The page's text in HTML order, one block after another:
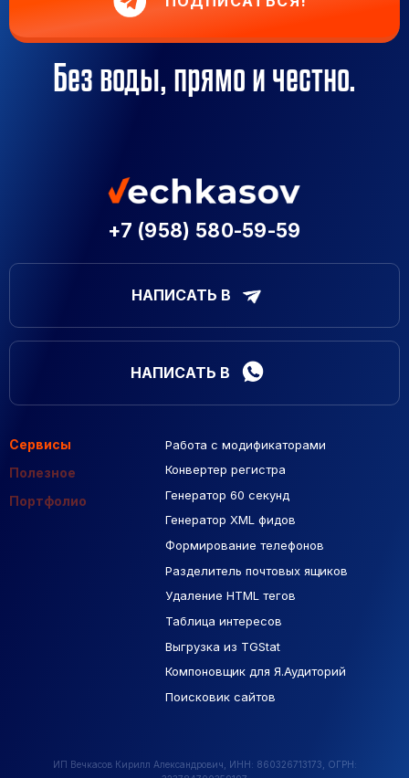
Без воды, прямо и честно.
+7 (958) 580-59-59
НАПИСАТЬ В
НАПИСАТЬ В
Сервисы
Полезное
Портфолио
Работа с модификаторами
Конвертер регистра
Генератор 60 секунд
Генератор XML фидов
Формирование телефонов
Разделитель почтовых ящиков
Удаление HTML тегов
Таблица интересов
Выгрузка из TGStat
Компоновщик для Я.Аудиторий
Поисковик сайтов
Подборка сайтов
Макеты Figma
База Яндекс Карты
РСЯ площадки
Созданные сайты
Контекстная реклама
ИП Вечкасов Кирилл Александрович, ИНН: 860326713173, ОГРН: